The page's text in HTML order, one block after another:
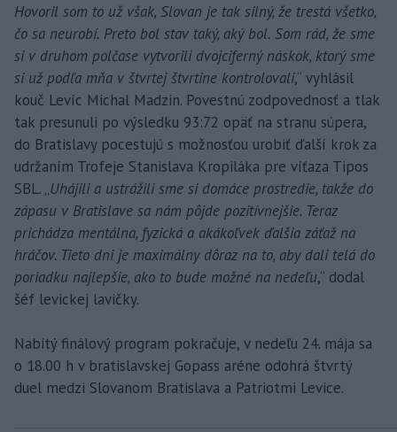
Hovoril som to už však, Slovan je tak silný, že trestá všetko,
čo sa neurobí. Preto bol stav taký, aký bol. Som rád, že sme
si v druhom polčase vytvorili dvojciferný náskok, ktorý sme
si už podľa mňa v štvrtej štvrtine kontrolovali,“ vyhlásil
kouč Levíc Michal Madzin. Povestnú zodpovednosť a tlak
tak presunuli po výsledku 93:72 opäť na stranu súpera,
do Bratislavy pocestujú s možnosťou urobiť ďalší krok za
udržaním Trofeje Stanislava Kropiláka pre víťaza Tipos
SBL. „Uhájili a ustrážili sme si domáce prostredie, takže do
zápasu v Bratislave sa nám pôjde pozitívnejšie. Teraz
prichádza mentálna, fyzická a akákoľvek ďalšia záťaž na
hráčov. Tieto dni je maximálny dôraz na to, aby dali telá do
poriadku najlepšie, ako to bude možné na nedeľu,“ dodal
šéf levickej lavičky.
Nabitý finálový program pokračuje, v nedeľu 24. mája sa
o 18.00 h v bratislavskej Gopass aréne odohrá štvrtý
duel medzi Slovanom Bratislava a Patriotmi Levice.